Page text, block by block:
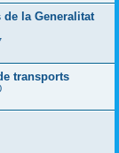
la Generalitat
transports